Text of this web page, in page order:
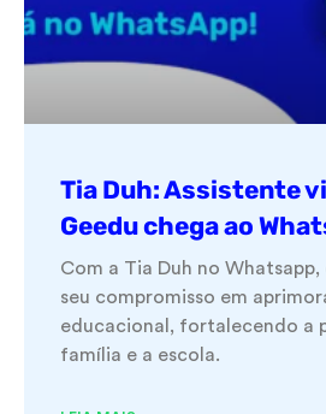
Tia Duh: Assistente
Geedu chega ao
Com a Tia Duh no
seu compromisso em
educacional, fortalecendo a
família e a escola.